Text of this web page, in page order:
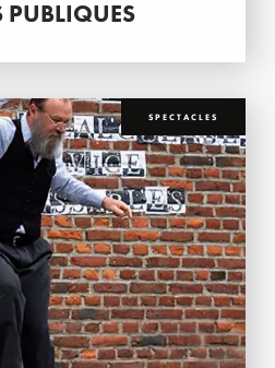
PUBLIQUES
SPECTACLES